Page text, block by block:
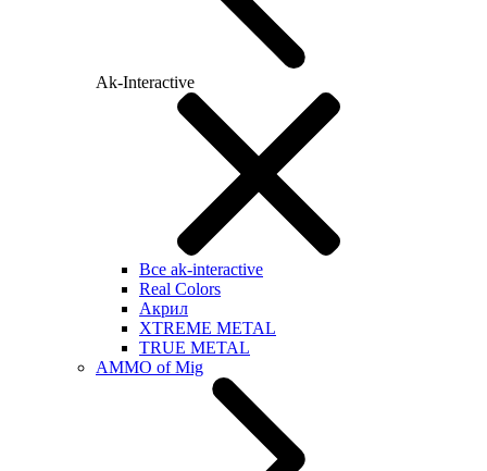
Ak-Interactive
Все ak-interactive
Real Colors
Акрил
XTREME METAL
TRUE METAL
AMMO of Mig